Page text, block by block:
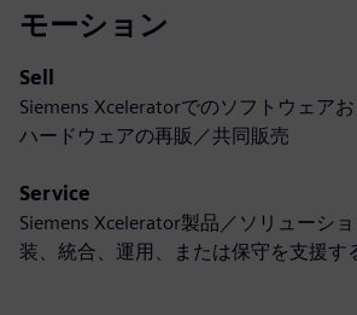
モーション
Sell
Siemens Xceleratorでのソフトウェア
ハードウェアの再販／共同販売
Service
Siemens Xcelerator製品／ソリューシ
装、統合、運用、または保守を支援す